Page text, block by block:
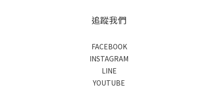
追蹤我們
FACEBOOK
INSTAGRAM
LINE
YOUTUBE